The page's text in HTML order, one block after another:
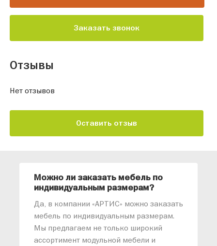
Заказать звонок
Отзывы
Нет отзывов
Оставить отзыв
Можно ли заказать мебель по
индивидуальным размерам?
Да, в компании «АРТИС» можно заказать
мебель по индивидуальным размерам.
Мы предлагаем не только широкий
ассортимент модульной мебели и